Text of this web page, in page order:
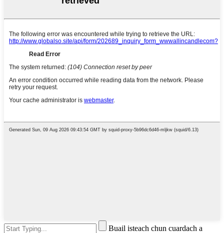
Buail isteach chun cuardach a